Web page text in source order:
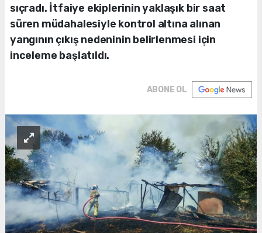
sıçradı. İtfaiye ekiplerinin yaklaşık bir saat
süren müdahalesiyle kontrol altına alınan
yangının çıkış nedeninin belirlenmesi için
inceleme başlatıldı.
ABONE OL